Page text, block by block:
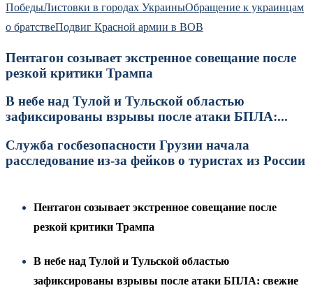
ПобедыЛистовки в городах УкраиныОбращение к украинцам
о братствеПодвиг Красной армии в ВОВ
Пентагон созывает экстренное совещание после
резкой критики Трампа
В небе над Тулой и Тульской областью
зафиксированы взрывы после атаки БПЛА:...
Служба госбезопасности Грузии начала
расследование из-за фейков о туристах из России
Пентагон созывает экстренное совещание после
резкой критики Трампа
В небе над Тулой и Тульской областью
зафиксированы взрывы после атаки БПЛА: свежие